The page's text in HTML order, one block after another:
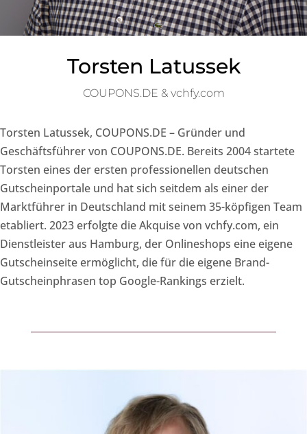
Torsten Latussek
COUPONS.DE & vchfy.com
Torsten Latussek, COUPONS.DE – Gründer und
Geschäftsführer von COUPONS.DE. Bereits 2004 startete
Torsten eines der ersten professionellen deutschen
Gutscheinportale und hat sich seitdem als einer der
Marktführer in Deutschland mit seinem 35-köpfigen Team
etabliert. 2023 erfolgte die Akquise von vchfy.com, ein
Dienstleister aus Hamburg, der Onlineshops eine eigene
Gutscheinseite ermöglicht, die für die eigene Brand-
Gutscheinphrasen top Google-Rankings erzielt.